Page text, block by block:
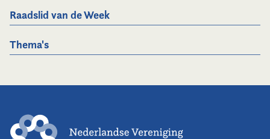
Raadslid van de Week
Thema's